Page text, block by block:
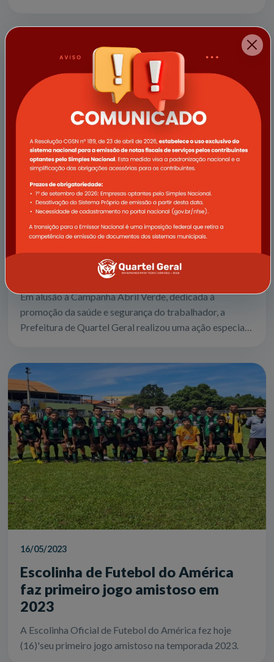
11/04/2025
Campanha Abril Verde promove
ações de saúde voltadas ao
trabalhador rural em Quartel Geral
Em alusão à Campanha Abril Verde, dedicada à
promoção da saúde e segurança do trabalhador, a
Prefeitura de Quartel Geral realizou uma ação especial
16/05/2023
Escolinha de Futebol do América
faz primeiro jogo amistoso em
2023
A Escolinha Oficial de Futebol do América fez hoje
(16)'seu primeiro jogo amistoso na temporada 2023.